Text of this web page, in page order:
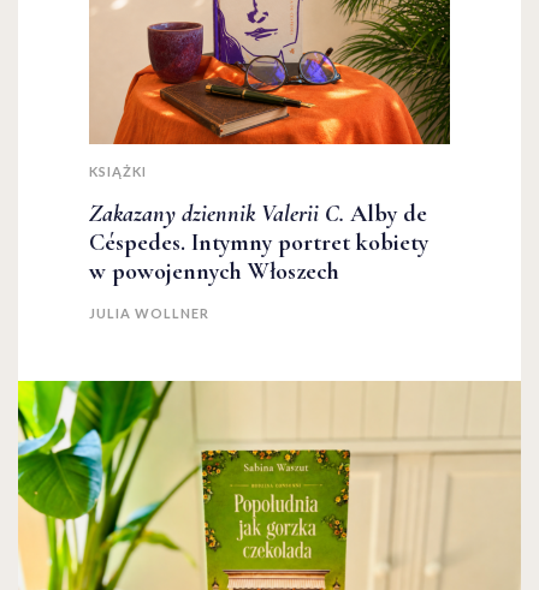
KSIĄŻKI
Zakazany dziennik Valerii C. Alby de
Céspedes. Intymny portret kobiety
w powojennych Włoszech
JULIA WOLLNER